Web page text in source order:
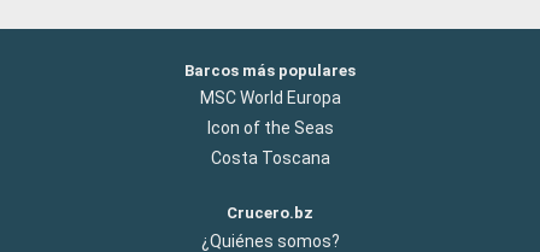
Barcos más populares
MSC World Europa
Icon of the Seas
Costa Toscana
Crucero.bz
¿Quiénes somos?